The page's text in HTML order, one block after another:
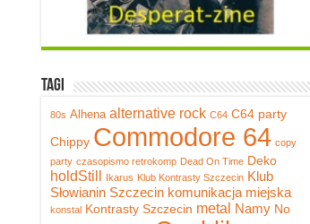
Tagi
80s Alhena alternative rock C64 C64 party
Chippy Commodore 64 copy
party czasopismo retrokomp Dead On Time Deko
holdStill Ikarus Klub Kontrasty Szczecin Klub
Słowianin Szczecin komunikacja miejska
konstal Kontrasty Szczecin metal Namy No